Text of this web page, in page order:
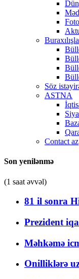
Söz
ASTNA
Contact az
Son yenilənmə
(1 saat əvvəl)
81 il sonra
Prezident
Məhkəmə
Onilliklərə